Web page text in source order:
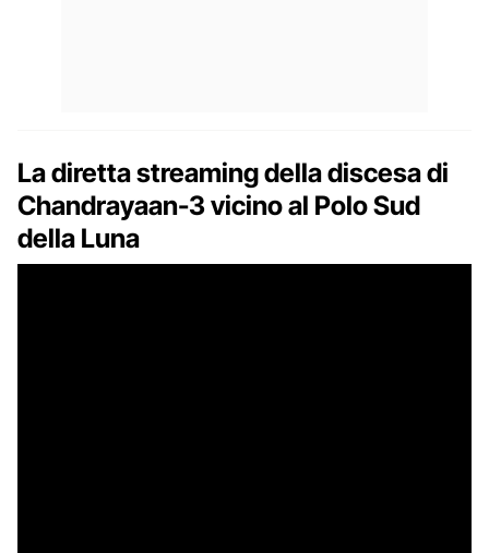
La diretta streaming della discesa di
Chandrayaan-3 vicino al Polo Sud
della Luna